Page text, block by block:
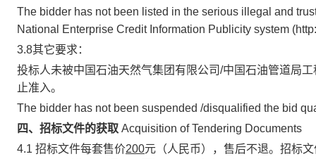
The bidder has not been listed in the serious illegal and
National Enterprise Credit Information Publicity system
3.8其它要求：
投标人未被中国石油天然气集团有限公司/中国石油管道局
止准入。
The bidder has not been suspended /disqualified the bid
四、招标文件的获取 Acquisition of Tendering Documents
4.1 招标文件每套售价200元（人民币），售后不退。招标